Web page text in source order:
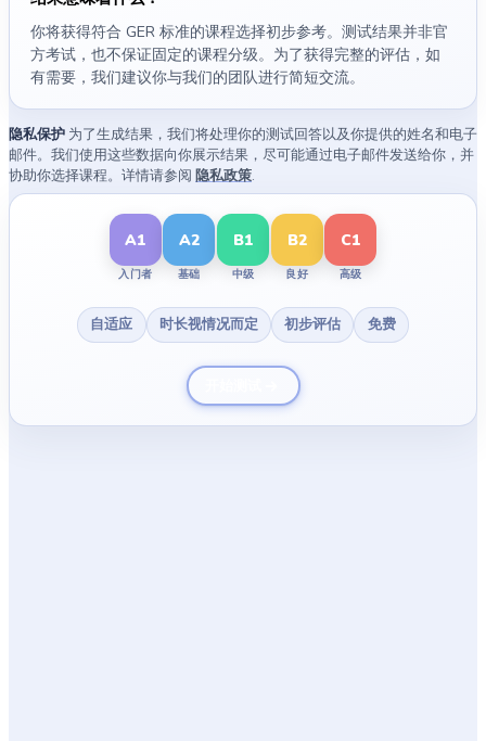
你将获得符合 GER 标准的课程选择初步参考。测试结果并非官
方考试，也不保证固定的课程分级。为了获得完整的评估，如
有需要，我们建议你与我们的团队进行简短交流。
隐私保护 为了生成结果，我们将处理你的测试回答以及你提供的姓名和电子
邮件。我们使用这些数据向你展示结果，尽可能通过电子邮件发送给你，并
协助你选择课程。详情请参阅 隐私政策.
A1
入门者
A2
基础
B1
中级
B2
良好
C1
高级
自适应 时长视情况而定 初步评估 免费